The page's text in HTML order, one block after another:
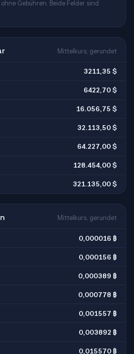
Gebühren. Beide Felder sind
Mittelkurs, gerundet
3211,35 $
6422,70 $
16.056,75 $
32.113,50 $
64.227,00 $
128.454,00 $
321.135,00 $
Mittelkurs, gerundet
0,000016 ₿
0,000156 ₿
0,000389 ₿
0,000778 ₿
0,001557 ₿
0,003892 ₿
0,015570 ₿